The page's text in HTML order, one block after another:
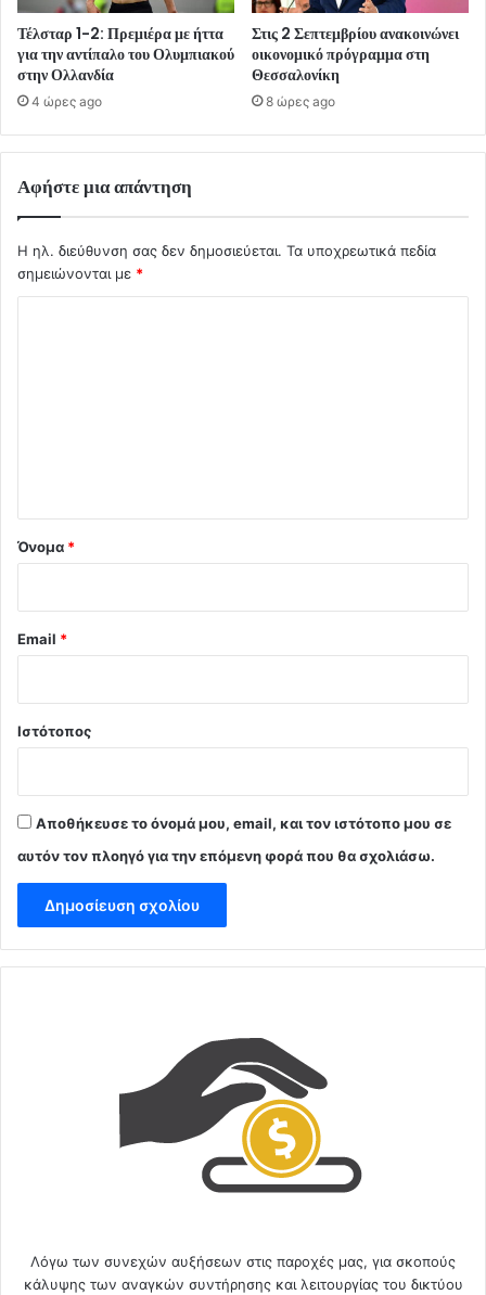
Τέλσταρ 1-2: Πρεμιέρα με ήττα
για την αντίπαλο του Ολυμπιακού
στην Ολλανδία
4 ώρες ago
Στις 2 Σεπτεμβρίου ανακοινώνει
οικονομικό πρόγραμμα στη
Θεσσαλονίκη
8 ώρες ago
Αφήστε μια απάντηση
Η ηλ. διεύθυνση σας δεν δημοσιεύεται. Τα υποχρεωτικά πεδία
σημειώνονται με *
Όνομα *
Email *
Ιστότοπος
Αποθήκευσε το όνομά μου, email, και τον ιστότοπο μου σε
αυτόν τον πλοηγό για την επόμενη φορά που θα σχολιάσω.
Λόγω των συνεχών αυξήσεων στις παροχές μας, για σκοπούς
κάλυψης των αναγκών συντήρησης και λειτουργίας του δικτύου